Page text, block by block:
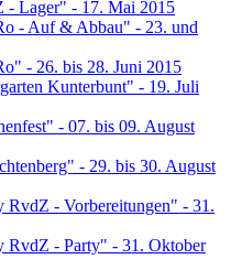
- Lager" - 17. Mai 2015
- Auf & Abbau" - 23. und
- 26. bis 28. Juni 2015
Kunterbunt" - 19. Juli
- 07. bis 09. August
- 29. bis 30. August
RvdZ - Vorbereitungen" - 31.
RvdZ - Party" - 31. Oktober